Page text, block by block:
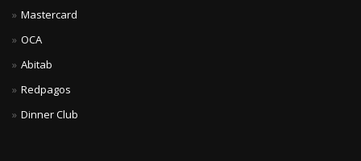
Mastercard
OCA
Abitab
Redpagos
Dinner Club